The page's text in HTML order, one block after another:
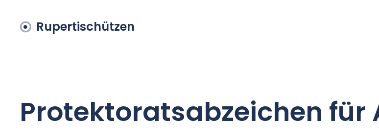
Rupertischützen
Protektoratsabzeichen für